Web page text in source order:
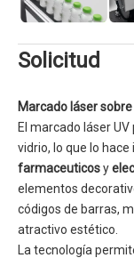
Solicitud
Marcado láser
El marcado láser UV
vidrio, lo que lo
farmaceuticosy
elementos
códigos de barras,
atractivo estético.
La tecnología